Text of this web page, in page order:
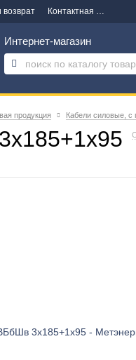
Контактная информация
Интернет-магазин
продукция Кабели силовые, с